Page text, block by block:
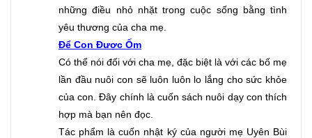
những điều nhỏ nhặt trong cuộc sống bằng tình
yêu thương của cha mẹ.
Để Con Được Ốm
Có thể nói đối với cha mẹ, đặc biệt là với các bố mẹ
lần đầu nuôi con sẽ luôn luôn lo lắng cho sức khỏe
của con. Đây chính là cuốn sách nuôi dạy con thích
hợp mà bạn nên đọc.
Tác phẩm là cuốn nhật ký của người mẹ Uyên Bùi